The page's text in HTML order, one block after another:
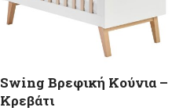
Swing Βρεφική Κούνια –
Κρεβάτι